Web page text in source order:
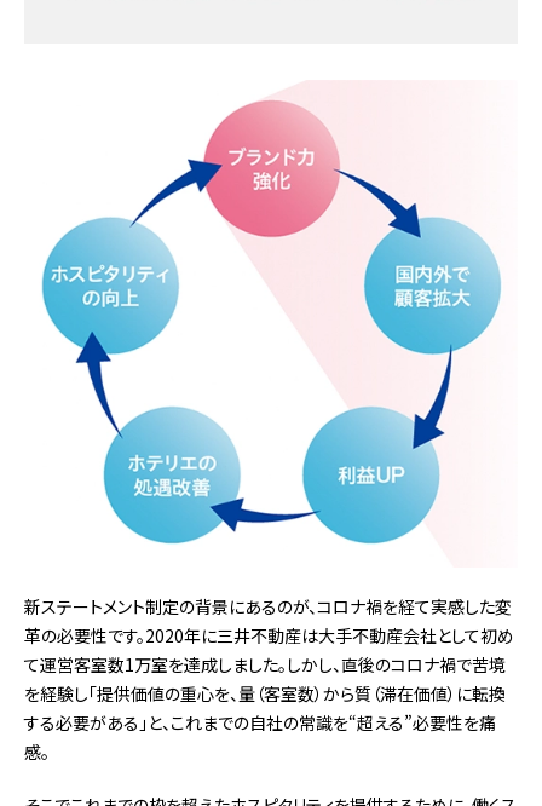
新ステートメント制定の背景にあるのが、コロナ禍を経て実感した変
革の必要性です。2020年に三井不動産は大手不動産会社として初め
て運営客室数1万室を達成しました。しかし、直後のコロナ禍で苦境
を経験し「提供価値の重心を、量（客室数）から質（滞在価値）に転換
する必要がある」と、これまでの自社の常識を“超える”必要性を痛
感。